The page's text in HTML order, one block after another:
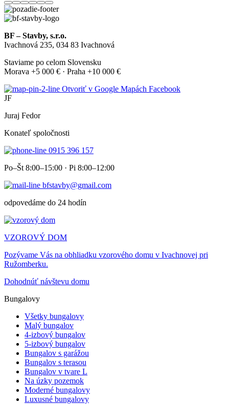
BF – Stavby, s.r.o.
Ivachnová 235, 034 83 Ivachnová
Staviame po celom Slovensku
Morava +5 000 € · Praha +10 000 €
Otvoriť v Google Mapách Facebook
JF
Juraj Fedor
Konateľ spoločnosti
0915 396 157
Po–Št 8:00–15:00 · Pi 8:00–12:00
bfstavby@gmail.com
odpovedáme do 24 hodín
VZOROVÝ DOM
Pozývame Vás na obhliadku vzorového domu v Ivachnovej pri
Ružomberku.
Dohodnúť návštevu domu
Bungalovy
Všetky bungalovy
Malý bungalov
4-izbový bungalov
5-izbový bungalov
Bungalov s garážou
Bungalov s terasou
Bungalov v tvare L
Na úzky pozemok
Moderné bungalovy
Luxusné bungalovy